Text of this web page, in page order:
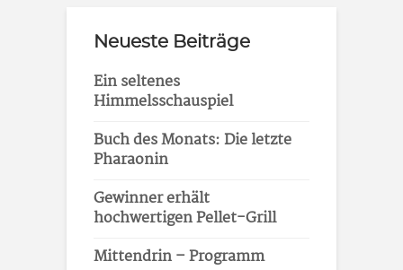
Neueste Beiträge
Ein seltenes
Himmelsschauspiel
Buch des Monats: Die letzte
Pharaonin
Gewinner erhält
hochwertigen Pellet-Grill
Mittendrin – Programm